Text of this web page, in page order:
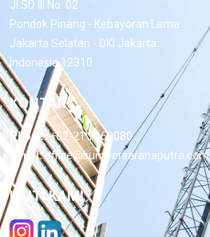
Jl.SD III No. 02
Pondok Pinang - Kebayoran Lama
Jakarta Selatan - DKI Jakarta
Indonesia 12310
KONTAK
Phone: +62-21 7660080
Email:office@sumbersaranaputra.com
IKUTI KAMI